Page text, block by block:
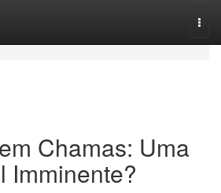
Chamas: Uma
Imminente?